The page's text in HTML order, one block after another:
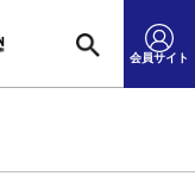
会員サイト